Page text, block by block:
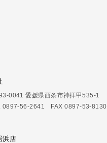
0041 愛媛県西条市神拝甲535-1
0897-56-2641 FAX 0897-53-8130
浜店